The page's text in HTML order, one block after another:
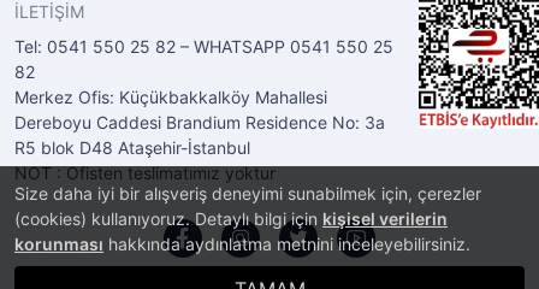
Size daha iyi bir alışveriş deneyimi sunabilmek için, çerezler
(cookies) kullanıyoruz. Detaylı bilgi için kişisel verilerin
korunması hakkında aydınlatma metnini inceleyebilirsiniz.
İLETİŞİM
Tel: 0541 550 25 82 – WHATSAPP 0541 550 25
82
Merkez Ofis: Küçükbakkalköy Mahallesi
Dereboyu Caddesi Brandium Residence No: 3a
R5 blok D48 Ataşehir-İstanbul
NOT : Ofisten teslimatımız yoktur